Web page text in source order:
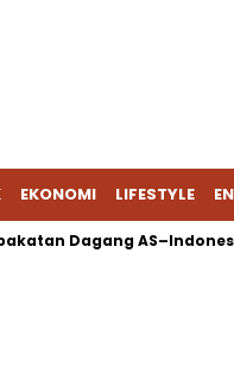
EKONOMI LIFESTYLE
Dagang AS–Indonesia: